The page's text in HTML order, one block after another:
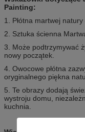
Painting:
1. Płótna martwej
2. Sztuka ścienna
3. Może podtrzymywać
nowy początek.
4. Owocowe płótna
oryginalnego piękna
5. Te obrazy dodają
wystroju domu,
kuchnia.